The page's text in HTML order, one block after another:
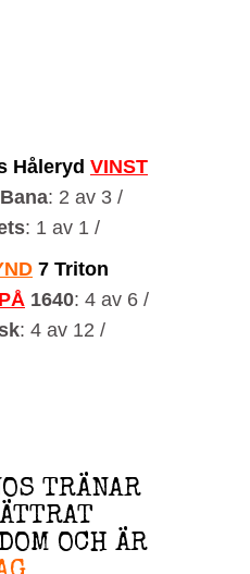
Håleryd VINST
Bana: 2 av 3 /
: 1 av 1 /
7 Triton
1640: 4 av 6 /
: 4 av 12 /
TRÄNAR
OCH ÄR